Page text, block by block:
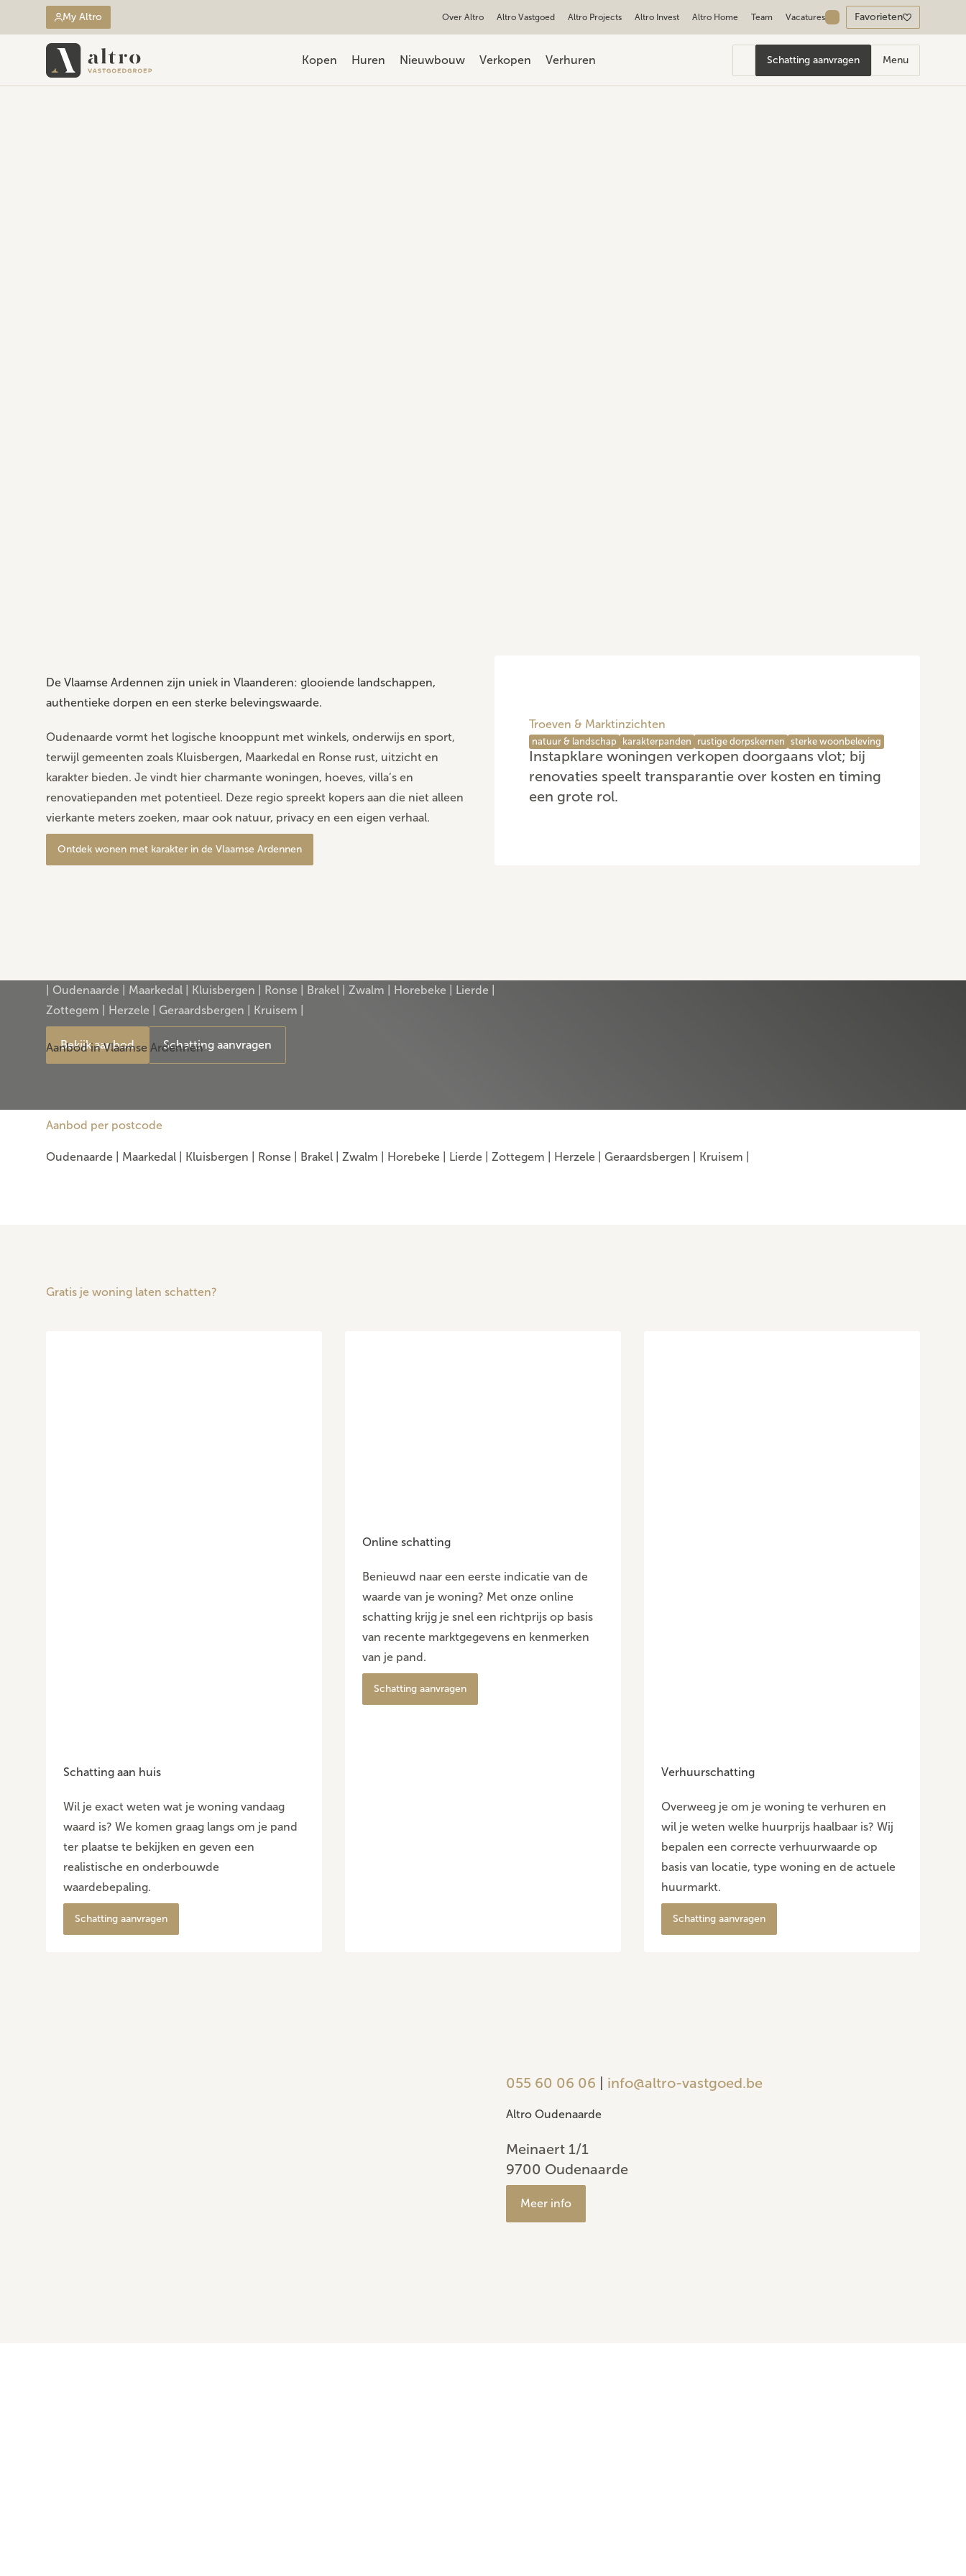
My Altro Over Altro Altro Vastgoed Altro Projects Altro Invest Altro Home Team Vacatures Favorieten
Kopen Huren Nieuwbouw Verkopen Verhuren Schatting aanvragen Menu
| Oudenaarde | Maarkedal | Kluisbergen | Ronse | Brakel | Zwalm | Horebeke | Lierde |
Zottegem | Herzele | Geraardsbergen | Kruisem |
Bekijk aanbod Schatting aanvragen
De Vlaamse Ardennen zijn uniek in Vlaanderen: glooiende landschappen,
authentieke dorpen en een sterke belevingswaarde.
Oudenaarde vormt het logische knooppunt met winkels, onderwijs en sport,
terwijl gemeenten zoals Kluisbergen, Maarkedal en Ronse rust, uitzicht en
karakter bieden. Je vindt hier charmante woningen, hoeves, villa’s en
renovatiepanden met potentieel. Deze regio spreekt kopers aan die niet alleen
vierkante meters zoeken, maar ook natuur, privacy en een eigen verhaal.
Ontdek wonen met karakter in de Vlaamse Ardennen
Troeven & Marktinzichten
natuur & landschap karakterpanden rustige dorpskernen sterke woonbeleving
Instapklare woningen verkopen doorgaans vlot; bij
renovaties speelt transparantie over kosten en timing
een grote rol.
Aanbod in Vlaamse Ardennen
Aanbod per postcode
Oudenaarde Maarkedal Kluisbergen Ronse Brakel Zwalm Horebeke Lierde Zottegem Herzele Geraardsbergen Kruisem
Gratis je woning laten schatten?
Schatting aan huis
Wil je exact weten wat je woning vandaag
waard is? We komen graag langs om je pand
ter plaatse te bekijken en geven een
realistische en onderbouwde
waardebepaling.
Schatting aanvragen
Online schatting
Benieuwd naar een eerste indicatie van de
waarde van je woning? Met onze online
schatting krijg je snel een richtprijs op basis
van recente marktgegevens en kenmerken
van je pand.
Schatting aanvragen
Verhuurschatting
Overweeg je om je woning te verhuren en
wil je weten welke huurprijs haalbaar is? Wij
bepalen een correcte verhuurwaarde op
basis van locatie, type woning en de actuele
huurmarkt.
Schatting aanvragen
055 60 06 06 info@altro-vastgoed.be
Altro Oudenaarde
Meinaert 1/1
9700 Oudenaarde
Meer info